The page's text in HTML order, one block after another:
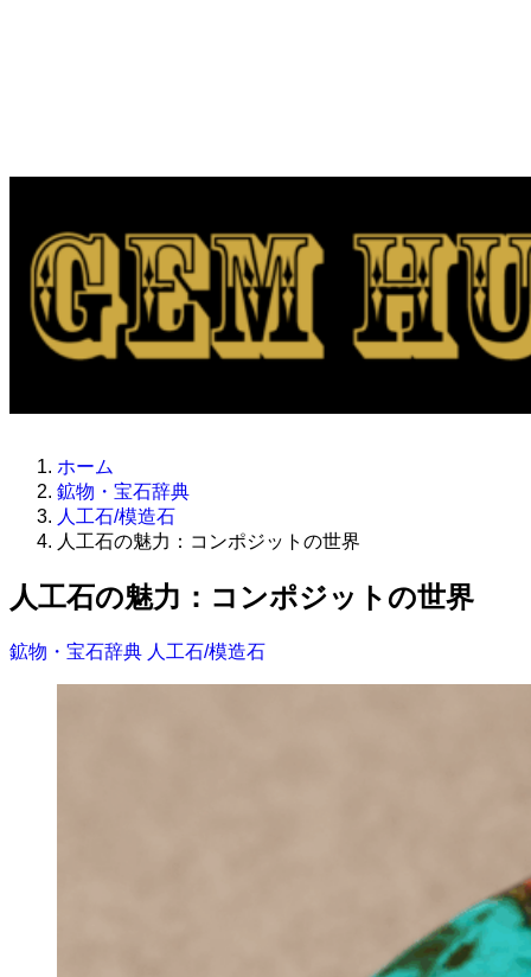
ホーム
鉱物・宝石辞典
人工石/模造石
人工石の魅力：コンポジットの世界
人工石の魅力：コンポジットの世界
鉱物・宝石辞典 人工石/模造石